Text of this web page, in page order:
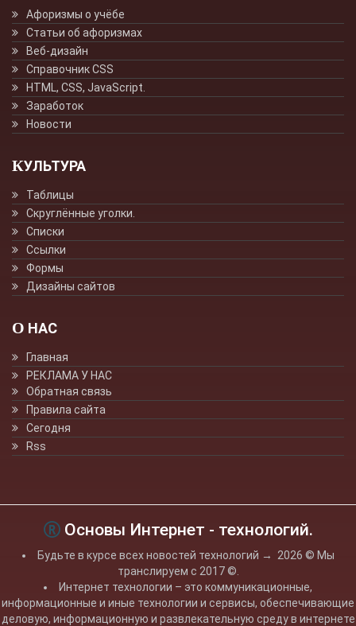
Афоризмы о учёбе
Статьи об афоризмах
Веб-дизайн
Справочник CSS
HTML, CSS, JavaScript.
Заработок
Новости
КУЛЬТУРА
Таблицы
Скруглённые уголки.
Списки
Ссылки
Формы
Дизайны сайтов
О НАС
Главная
РЕКЛАМА У НАС
Обратная связь
Правила сайта
Сегодня
Rss
Основы Интернет - технологий.
Будьте в курсе всех новостей технологий → 2026 © Мы
транслируем с 2017 ©.
Интернет технологии – это коммуникационные,
информационные и иные технологии и сервисы, обеспечивающие
деловую, информационную и развлекательную среду в интернете